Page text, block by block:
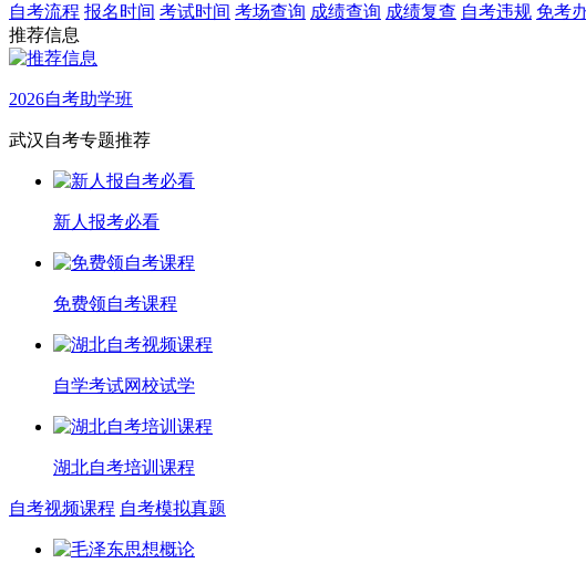
自考流程 报名时间 考试时间 考场查询 成绩查询 成绩复查 自考违规 免考
推荐信息
2026自考助学班
武汉自考专题推荐
新人报考必看
免费领自考课程
自学考试网校试学
湖北自考培训课程
自考视频课程 自考模拟真题